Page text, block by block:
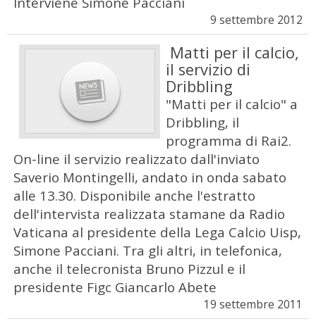
9 settembre 2012
Matti per il calcio,
il servizio di
Dribbling
"Matti per il calcio" a
Dribbling, il
programma di Rai2.
On-line il servizio realizzato dall'inviato
Saverio Montingelli, andato in onda sabato
alle 13.30. Disponibile anche l'estratto
dell'intervista realizzata stamane da Radio
Vaticana al presidente della Lega Calcio Uisp,
Simone Pacciani. Tra gli altri, in telefonica,
anche il telecronista Bruno Pizzul e il
presidente Figc Giancarlo Abete
19 settembre 2011